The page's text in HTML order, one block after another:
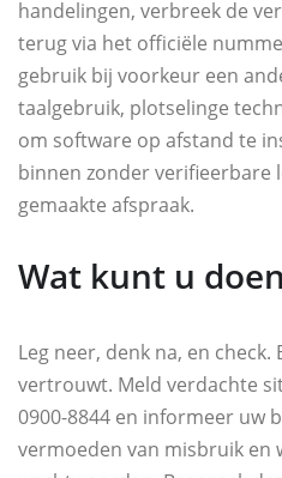
handelingen, verbreek de
terug via het officiële
gebruik bij voorkeur een
taalgebruik, plotselinge
om software op afstand te
binnen zonder verifieerbare
gemaakte afspraak.
Wat kunt u
Leg neer, denk na, en check.
vertrouwt. Meld verdachte
0900-8844 en informeer uw
vermoeden van misbruik en